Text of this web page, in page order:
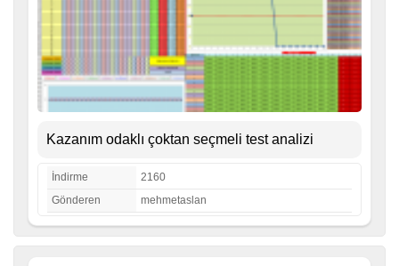
Kazanım odaklı çoktan seçmeli test analizi
İndirme
2160
Gönderen
mehmetaslan